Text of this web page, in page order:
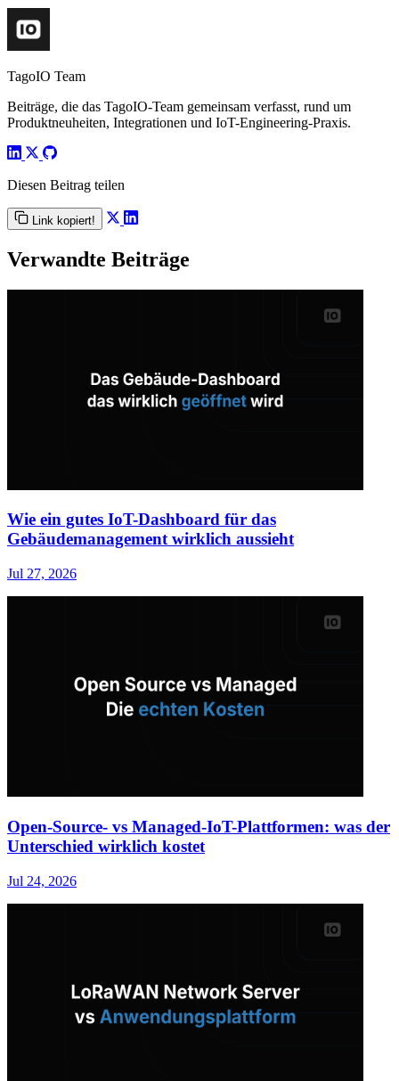
TagoIO Team
Beiträge, die das TagoIO-Team gemeinsam verfasst, rund um
Produktneuheiten, Integrationen und IoT-Engineering-Praxis.
Diesen Beitrag teilen
Link kopiert!
Verwandte Beiträge
Wie ein gutes IoT-Dashboard für das
Gebäudemanagement wirklich aussieht
Jul 27, 2026
Open-Source- vs Managed-IoT-Plattformen: was der
Unterschied wirklich kostet
Jul 24, 2026